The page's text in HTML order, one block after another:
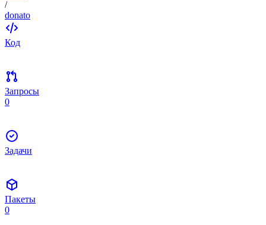
/
donato
Код
Запросы
0
Задачи
Пакеты
0